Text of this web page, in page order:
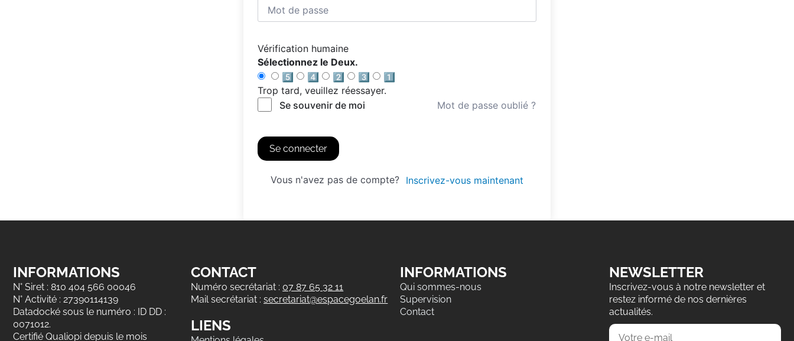
Vérification humaine
Sélectionnez le Deux.
5️⃣
4️⃣ 2️⃣ 3️⃣
1️⃣
Trop tard, veuillez réessayer.
Se souvenir de moi
Mot de passe oublié ?
Se connecter
Vous n'avez pas de compte? Inscrivez-vous maintenant
INFORMATIONS
N° Siret : 810 404 566 00046
N° Activité : 27390114139
Datadocké sous le numéro : ID DD :
0071012.
Certifié Qualiopi depuis le mois
CONTACT
Numéro secrétariat : 07 87 65 32 11
Mail secrétariat :secretariat@espacegoelan.fr
LIENS
INFORMATIONS
Qui sommes-nous
Supervision
Contact
NEWSLETTER
Inscrivez-vous à notre newsletter et
restez informé de nos dernières
actualités.